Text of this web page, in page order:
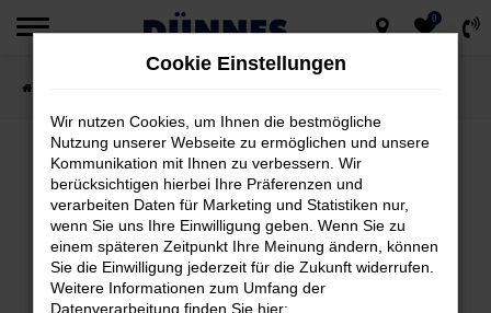
Zum
springen
0
FEHLER: NETWORK ERROR
Beim Laden ist ein Fehler aufgetreten.
Hier sind ein paar Tipps, die dir helfen können:
Cookie Einstellungen
Wir nutzen Cookies, um Ihnen die bestmögliche
Nutzung unserer Webseite zu ermöglichen und unsere
Kommunikation mit Ihnen zu verbessern. Wir
berücksichtigen hierbei Ihre Präferenzen und
verarbeiten Daten für Marketing und Statistiken nur,
wenn Sie uns Ihre Einwilligung geben. Wenn Sie zu
einem späteren Zeitpunkt Ihre Meinung ändern, können
Sie die Einwilligung jederzeit für die Zukunft widerrufen.
Weitere Informationen zum Umfang der
Datenverarbeitung finden Sie hier: